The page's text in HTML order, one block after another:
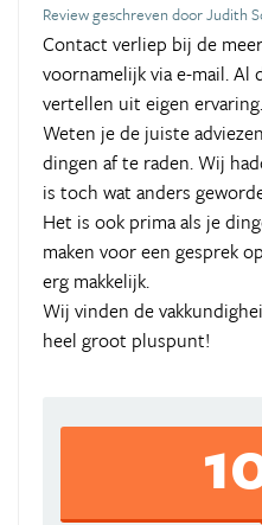
Review geschreven door Judith
Contact verliep bij de
voornamelijk via e-mail. Al
vertellen uit eigen
Weten je de juiste
dingen af te raden. Wij
is toch wat anders
Het is ook prima als je
maken voor een gesprek
erg makkelijk.
Wij vinden de
heel groot pluspunt!